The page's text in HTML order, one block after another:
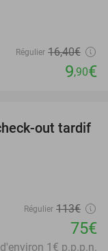
Régulier 16,40€
9,90€
34%
out tardif
Régulier 113€
75€
1€ p.p.p.n.